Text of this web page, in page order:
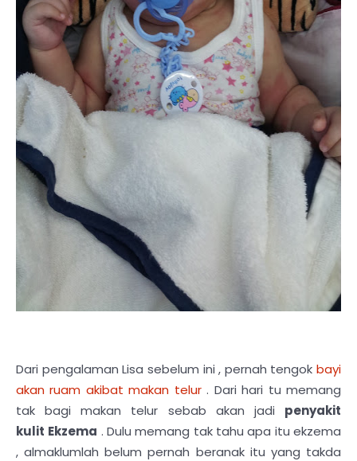
Dari pengalaman Lisa sebelum ini , pernah tengok bayi
akan ruam akibat makan telur. Dari hari tu memang
tak bagi makan telur sebab akan jadi penyakit
kulit Ekzema . Dulu memang tak tahu apa itu ekzema
, almaklumlah belum pernah beranak itu yang takda